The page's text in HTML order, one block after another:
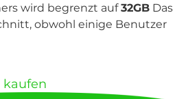
wird begrenzt auf32GBDas
obwohl einige Benutzer
kaufen